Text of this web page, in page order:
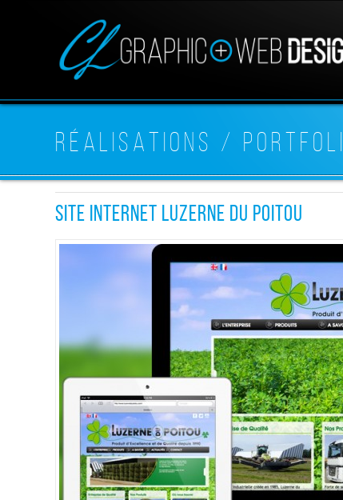
RÉALISATIONS /
SITE INTERNET LUZERNE DU POITOU